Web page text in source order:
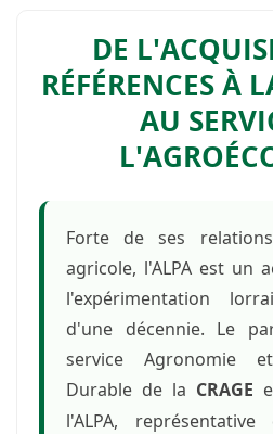
DE
RÉFÉRENCES À
AU
Forte de ses
agricole, l'ALPA est un
l'expérimentation
d'une décennie. Le
service Agronomie
Durable de la CRAGE
l'ALPA,